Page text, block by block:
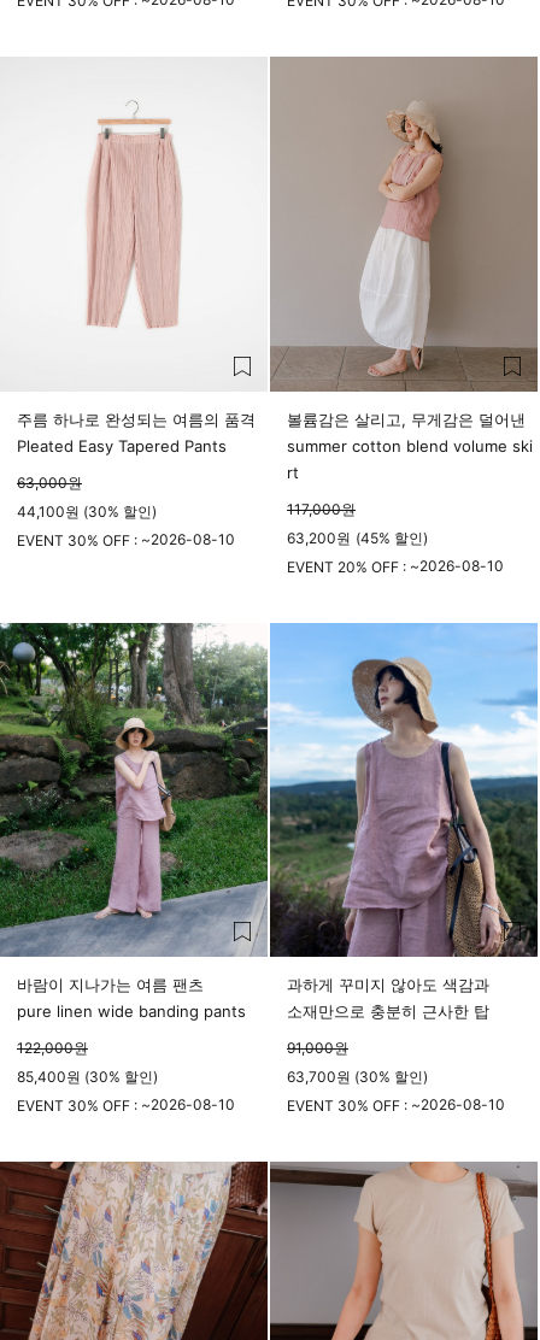
주름 하나로 완성되는 여름의 품격
Pleated Easy Tapered Pants
63,000원
44,100원 (30% 할인)
EVENT 30% OFF : ~2026-08-10
볼륨감은 살리고, 무게감은 덜어낸
summer cotton blend volume ski
rt
117,000원
63,200원 (45% 할인)
EVENT 20% OFF : ~2026-08-10
바람이 지나가는 여름 팬츠
pure linen wide banding pants
122,000원
85,400원 (30% 할인)
EVENT 30% OFF : ~2026-08-10
과하게 꾸미지 않아도 색감과
소재만으로 충분히 근사한 탑
91,000원
63,700원 (30% 할인)
EVENT 30% OFF : ~2026-08-10